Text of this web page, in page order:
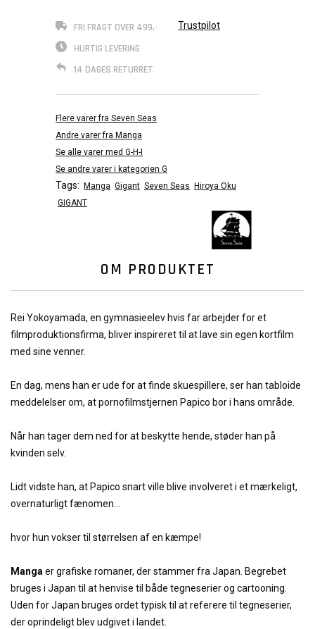
FRI FRAGT OVER 499,-
HURTIG LEVERING
14 DAGES RETURRET
Trustpilot
Flere varer fra Seven Seas
Andre varer fra Manga
Se alle varer med G-H-I
Se andre varer i kategorien G
Tags: Manga Gigant Seven Seas
Hiroya Oku
GIGANT
OM PRODUKTET
Rei Yokoyamada, en gymnasieelev hvis far arbejder for et
filmproduktionsfirma, bliver inspireret til at lave sin egen kortfilm
med sine venner.
En dag, mens han er ude for at finde skuespillere, ser han tabloide
meddelelser om, at pornofilmstjernen Papico bor i hans område.
Når han tager dem ned for at beskytte hende, støder han på
kvinden selv.
Lidt vidste han, at Papico snart ville blive involveret i et mærkeligt,
overnaturligt fænomen...
hvor hun vokser til størrelsen af en kæmpe!
Manga er grafiske romaner, der stammer fra Japan. Begrebet
bruges i Japan til at henvise til både tegneserier og cartooning.
Uden for Japan bruges ordet typisk til at referere til tegneserier,
der oprindeligt blev udgivet i landet.